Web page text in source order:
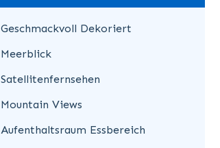
Geschmackvoll Dekoriert
Meerblick
Satellitenfernsehen
Mountain Views
Aufenthaltsraum Essbereich